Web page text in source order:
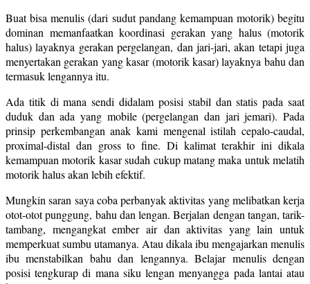
Buat bisa menulis (dari sudut pandang kemampuan motorik) begitu
dominan memanfaatkan koordinasi gerakan yang halus (motorik
halus) layaknya gerakan pergelangan, dan jari-jari, akan tetapi juga
menyertakan gerakan yang kasar (motorik kasar) layaknya bahu dan
termasuk lengannya itu.
Ada titik di mana sendi didalam posisi stabil dan statis pada saat
duduk dan ada yang mobile (pergelangan dan jari jemari). Pada
prinsip perkembangan anak kami mengenal istilah cepalo-caudal,
proximal-distal dan gross to fine. Di kalimat terakhir ini dikala
kemampuan motorik kasar sudah cukup matang maka untuk melatih
motorik halus akan lebih efektif.
Mungkin saran saya coba perbanyak aktivitas yang melibatkan kerja
otot-otot punggung, bahu dan lengan. Berjalan dengan tangan, tarik-
tambang, mengangkat ember air dan aktivitas yang lain untuk
memperkuat sumbu utamanya. Atau dikala ibu mengajarkan menulis
ibu menstabilkan bahu dan lengannya. Belajar menulis dengan
posisi tengkurap di mana siku lengan menyangga pada lantai atau